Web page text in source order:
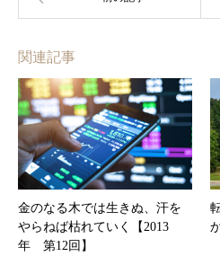
関連記事
金のなる木では生きぬ、汗を
やらねば枯れていく【2013
年 第12回】